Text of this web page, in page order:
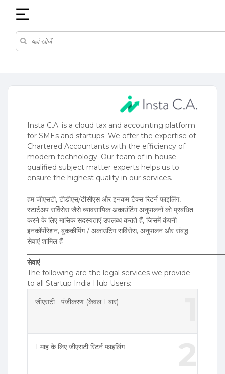
Insta C.A. is a cloud tax and accounting platform
for SMEs and startups. We offer the expertise of
Chartered Accountants with the efficiency of
modern technology. Our team of in-house
qualified subject matter experts helps us to
ensure the highest quality in our services.
हम जीएसटी, टीडीएस/टीसीएस और इनकम टैक्स रिटर्न फाइलिंग,
स्टार्टअप सर्विसेस जैसे व्यावसायिक अकाउंटिंग अनुपालनों को प्रबंधित
करने के लिए मासिक सदस्यताएं उपलब्ध कराते हैं, जिसमें कंपनी
इनकॉर्पोरेशन, बुककीपिंग / अकाउंटिंग सर्विसेस, अनुपालन और संबद्ध
सेवाएं शामिल हैं
सेवाएं
The following are the legal services we provide
to all Startup India Hub Users:
जीएसटी - पंजीकरण (केवल 1 बार)
1 माह के लिए जीएसटी रिटर्न फाइलिंग